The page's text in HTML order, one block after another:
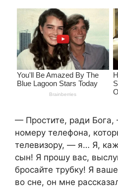
— Простите, ради
номеру телефона,
телевизору, — я… Я,
сын! Я прошу вас,
бросайте трубку! Я
во сне, он мне